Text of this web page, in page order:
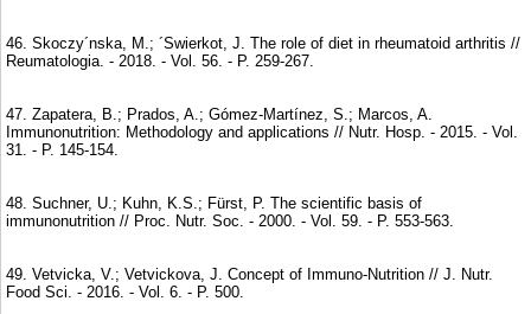
46. Skoczy´nska, M.; ´Swierkot, J. The role of diet in rheumatoid arthritis //
Reumatologia. - 2018. - Vol. 56. - P. 259-267.
47. Zapatera, B.; Prados, A.; Gómez-Martínez, S.; Marcos, A.
Immunonutrition: Methodology and applications // Nutr. Hosp. - 2015. - Vol.
31. - P. 145-154.
48. Suchner, U.; Kuhn, K.S.; Fürst, P. The scientific basis of
immunonutrition // Proc. Nutr. Soc. - 2000. - Vol. 59. - P. 553-563.
49. Vetvicka, V.; Vetvickova, J. Concept of Immuno-Nutrition // J. Nutr.
Food Sci. - 2016. - Vol. 6. - P. 500.